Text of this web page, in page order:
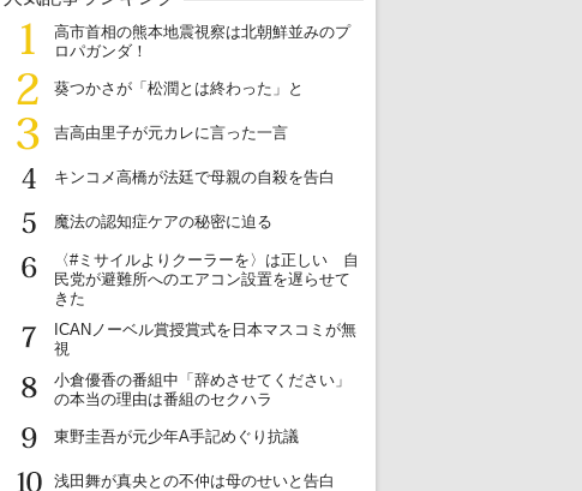
1
高市首相の熊本地震視察は北朝鮮並みのプ
ロパガンダ！
2
葵つかさが「松潤とは終わった」と
3
吉高由里子が元カレに言った一言
4
キンコメ高橋が法廷で母親の自殺を告白
5
魔法の認知症ケアの秘密に迫る
6
〈#ミサイルよりクーラーを〉は正しい 自
民党が避難所へのエアコン設置を遅らせて
きた
7
ICANノーベル賞授賞式を日本マスコミが無
視
8
小倉優香の番組中「辞めさせてください」
の本当の理由は番組のセクハラ
9
東野圭吾が元少年A手記めぐり抗議
10
浅田舞が真央との不仲は母のせいと告白